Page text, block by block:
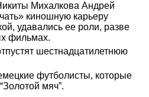
Михалкова Андрей
киношную карьеру
удавались ее роли, разве
фильмах.
шестнадцатилетнюю
футболисты, которые
мяч”.